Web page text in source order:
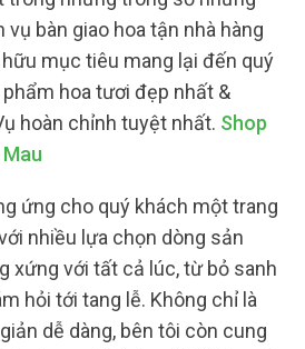
bàn giao hoa tận nhà hàng
mục tiêu mang lại đến quý
hoa tươi đẹp nhất &
hoàn chỉnh tuyệt nhất. Shop
ứng cho quý khách một trang
nhiều lựa chọn dòng sản
xứng với tất cả lúc, từ bỏ sanh
hỏi tới tang lễ. Không chỉ là
dễ dàng, bên tôi còn cung